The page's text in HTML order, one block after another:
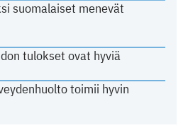
suomalaiset menevät
tulokset ovat hyviä
toimii hyvin